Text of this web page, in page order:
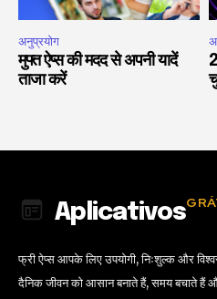
अनुप्रयोग
मुफ्त ऐप्स की मदद से अपनी यादें
ताजा करें
Aplicativos
फ्री ऐप्स आपके लिए उपयोगी, निःशुल्क और
दैनिक जीवन को आसान बनाते हैं, समय बचाते हैं